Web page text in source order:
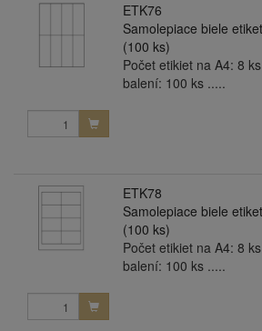
ETK76
Samolepiace biele
(100 ks)
Počet etikiet na A4: 8
balení: 100 ks .....
ETK78
Samolepiace biele
(100 ks)
Počet etikiet na A4: 8
balení: 100 ks .....